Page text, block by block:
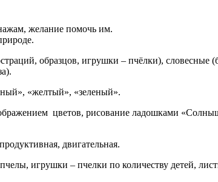
желание помочь им.
образцов, игрушки – пчёлки), словесные
«желтый», «зеленый».
цветов, рисование ладошками
двигательная.
игрушки – пчелки по количеству детей,